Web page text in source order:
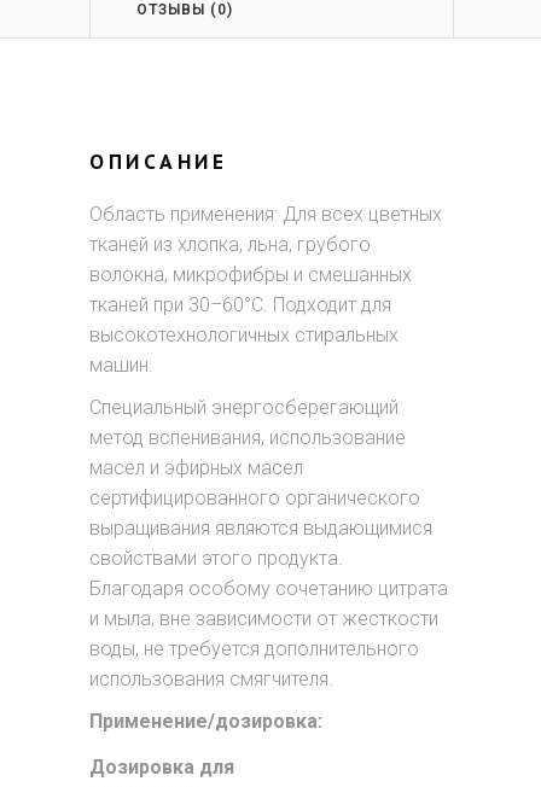
ОТЗЫВЫ (0)
ОПИСАНИЕ
Область применения: Для всех цветных
тканей из хлопка, льна, грубого
волокна, микрофибры и смешанных
тканей при 30–60°C. Подходит для
высокотехнологичных стиральных
машин.
Специальный энергосберегающий
метод вспенивания, использование
масел и эфирных масел
сертифицированного органического
выращивания являются выдающимися
свойствами этого продукта.
Благодаря особому сочетанию цитрата
и мыла, вне зависимости от жесткости
воды, не требуется дополнительного
использования смягчителя.
Применение/дозировка:
Дозировка для